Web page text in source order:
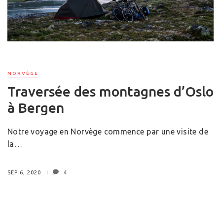
NORVÈGE
Traversée des montagnes d’Oslo
à Bergen
Notre voyage en Norvège commence par une visite de
la…
SEP 6, 2020 4